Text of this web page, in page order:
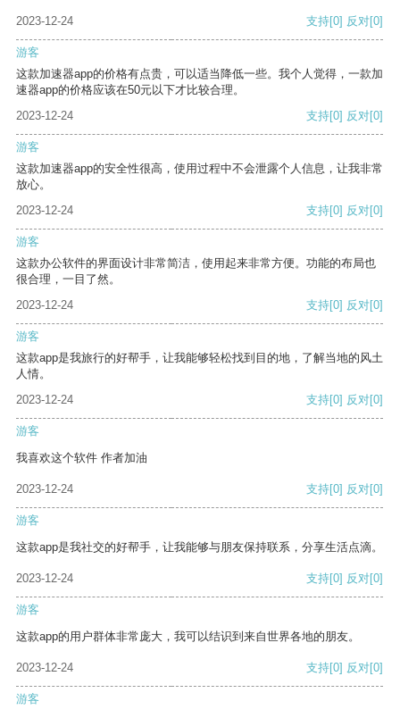
2023-12-24 支持[0] 反对[0]
游客
这款加速器app的价格有点贵，可以适当降低一些。我个人觉得，一款加
速器app的价格应该在50元以下才比较合理。
2023-12-24
支持[0] 反对[0]
游客
这款加速器app的安全性很高，使用过程中不会泄露个人信息，让我非常
放心。
2023-12-24
支持[0] 反对[0]
游客
这款办公软件的界面设计非常简洁，使用起来非常方便。功能的布局也
很合理，一目了然。
2023-12-24
支持[0] 反对[0]
游客
这款app是我旅行的好帮手，让我能够轻松找到目的地，了解当地的风土
人情。
2023-12-24
支持[0] 反对[0]
游客
我喜欢这个软件 作者加油
2023-12-24 支持[0] 反对[0]
游客
这款app是我社交的好帮手，让我能够与朋友保持联系，分享生活点滴。
2023-12-24 支持[0] 反对[0]
游客
这款app的用户群体非常庞大，我可以结识到来自世界各地的朋友。
2023-12-24 支持[0] 反对[0]
游客